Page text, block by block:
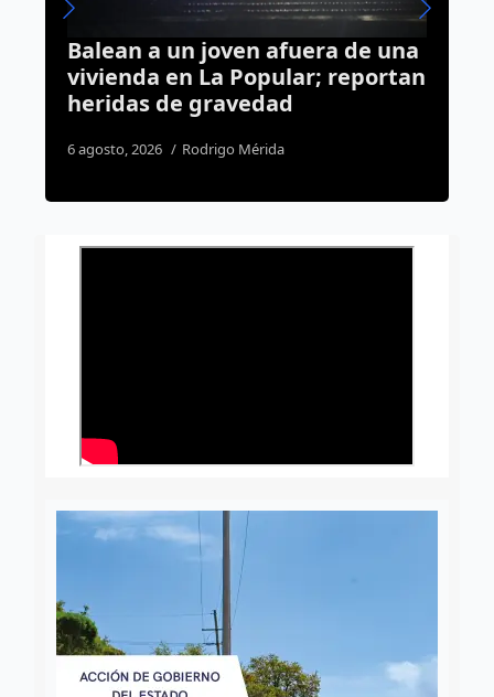
afuera de una
reportan
Grupo Interpolicial
Metropolitano
detiene a tres